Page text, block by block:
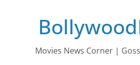
Movies News Corner |